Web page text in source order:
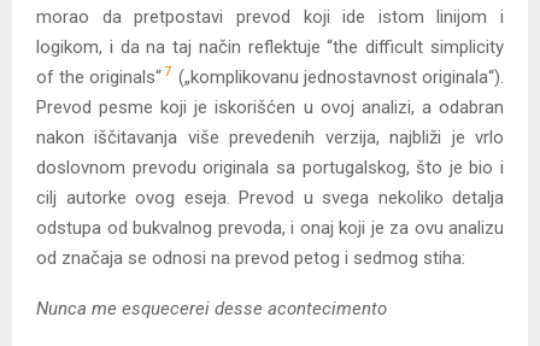
morao da pretpostavi prevod koji ide istom linijom i
logikom, i da na taj način reflektuje “the difficult simplicity
of the originals“7 („komplikovanu jednostavnost originala“).
Prevod pesme koji je iskorišćen u ovoj analizi, a odabran
nakon iščitavanja više prevedenih verzija, najbliži je vrlo
doslovnom prevodu originala sa portugalskog, što je bio i
cilj autorke ovog eseja. Prevod u svega nekoliko detalja
odstupa od bukvalnog prevoda, i onaj koji je za ovu analizu
od značaja se odnosi na prevod petog i sedmog stiha:
Nunca me esquecerei desse acontecimento